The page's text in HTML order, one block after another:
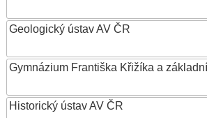
Geologický ústav AV ČR
Gymnázium Františka Křižíka a
Historický ústav AV ČR